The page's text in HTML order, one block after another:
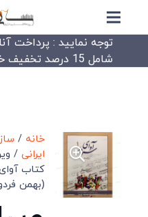
توجه نمایید : پرداخت
شامل 15 درصد تخفیف خواهد شد.
خانه /
ایرانی /
(بهمن